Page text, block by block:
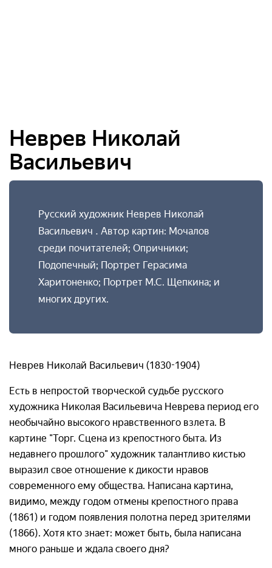
Неврев Николай
Васильевич
Русский художник Неврев Николай
Васильевич . Автор картин: Мочалов
среди почитателей; Опричники;
Подопечный; Портрет Герасима
Харитоненко; Портрет М.С. Щепкина; и
многих других.
Неврев Николай Васильевич (1830-1904)
Есть в непростой творческой судьбе русского
художника Николая Васильевича Неврева период его
необычайно высокого нравственного взлета. В
картине "Торг. Сцена из крепостного быта. Из
недавнего прошлого" художник талантливо кистью
выразил свое отношение к дикости нравов
современного ему общества. Написана картина,
видимо, между годом отмены крепостного права
(1861) и годом появления полотна перед зрителями
(1866). Хотя кто знает: может быть, была написана
много раньше и ждала своего дня?